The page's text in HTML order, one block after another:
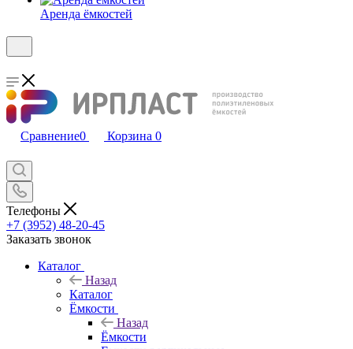
Аренда ёмкостей
Сравнение0 Корзина 0
Телефоны
+7 (3952) 48-20-45
Заказать звонок
Каталог
Назад
Каталог
Ёмкости
Назад
Ёмкости